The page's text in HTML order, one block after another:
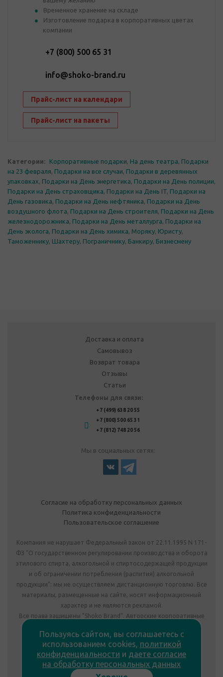
Временное хранение на складе
Изготовление подарка в корпоративных цветах
компании
+7 (800) 500 65 31
info@shoko-brand.ru
Прайс-лист на календари
Прайс-лист на пакеты
Категории: Корпоративные подарки, На день театра, Подарки
на 23 февраля, Подарки на все случаи, Подарки в деревянных
упаковках, Подарки на День энергетика, Подарки на День полиции,
Подарки на День страховщика, Подарки на День IT, Подарки на
День газовика, Подарки на День нефтяника, Подарки на День
воздушного флота, Подарки на День строителя, Подарки на День
железнодорожника, Подарки на День металлурга, Подарки на
День эколога, Подарки на День химика, Моряку, Юристу,
Таможеннику, Шахтеру, Пограничнику, Банкиру, Бизнесмену
Доставка и оплата
Самовывоз
Возврат товара
Отзывы
Статьи
Телефоны для связи:
+7 (499) 638 20 55
+7 (800) 500 65 31
+7 (812) 748 20 56
Мы в социальных сетях:
Согласие на обработку персональных данных
Политика конфиденциальности
Пользовательское соглашение
Компания не нарушает Федеральный закон от 22.11.1995 N 171-
ФЗ "О государственном регулировании производства и оборота
этилового спирта, алкогольной и спиртосодержащей продукции
и об ограничении потребления (распития) алкогольной
продукции": мы не осуществляем дистанционную торговлю. Все
материалы, размещенные на сайте, носят информационный
характер и не являются рекламой.
Все права защищены "Shoko Brand". Авторские корпоративные
Комплектация подарка может отличаться от изображения.
Информация на сайте не является публичной офертой.
Сведения о продавце:
ООО «Фабрика подарков», лицензия №78РПА0009672 от
Пользуясь сайтом, вы соглашаетесь с
использованием cookies, политикой
конфиденциальности и даете согласие
на обработку персональных данных